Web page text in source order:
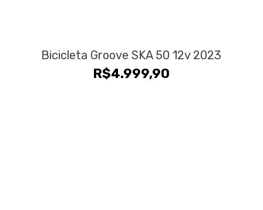
Bicicleta Groove SKA 50 12v 2023
R$4.999,90